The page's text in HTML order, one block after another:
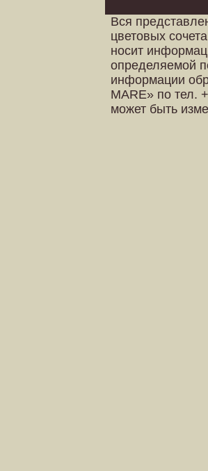
Вся
цветовых
носит
определяемой
информации
MARE» по тел.
может быть